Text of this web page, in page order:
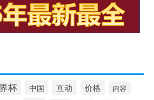
杯 中国 互动 价格 内容